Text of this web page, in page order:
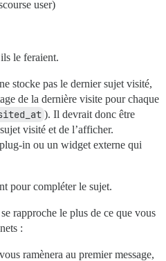
user)
le feraient.
stocke pas le dernier sujet visité,
de la dernière visite pour chaque
). Il devrait donc être
visité et de l’afficher.
in ou un widget externe qui
pour compléter le sujet.
rapproche le plus de ce que vous
:
ramènera au premier message,